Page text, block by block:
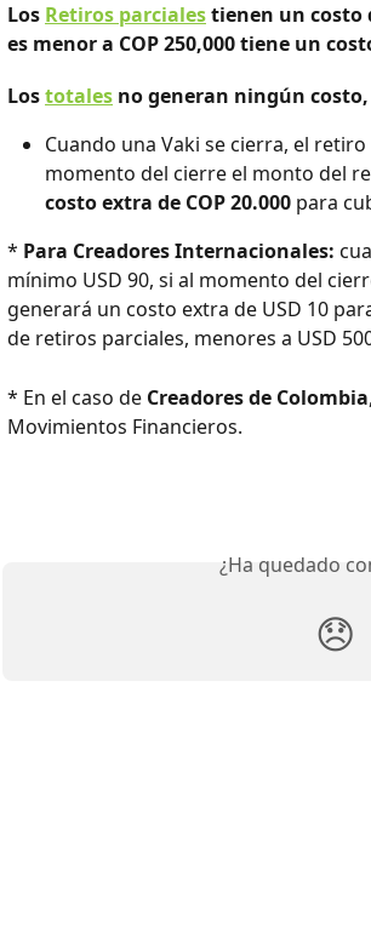
Los Retiros parciales tienen un costo
es menor a COP 250,000 tiene un
Los totales no generan ningún
Cuando una Vaki se cierra, el
momento del cierre el monto del
costo extra de COP 20.000 para
* Para Creadores Internacionales:
mínimo USD 90, si al momento del
generará un costo extra de USD 10
de retiros parciales, menores a USD
* En el caso de Creadores de Colombia
Movimientos Financieros.
¿Ha quedado
😞